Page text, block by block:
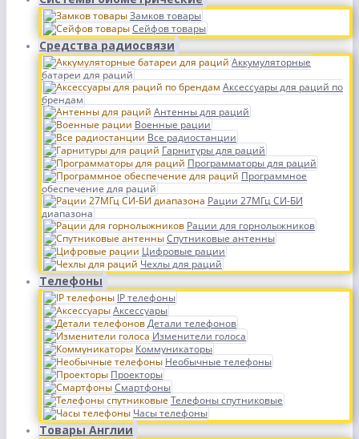
Замков товары
Сейфов товары
Средства радиосвязи
Аккумуляторные
батареи для раций
Аксессуары для раций по
брендам
Антенны для раций
Военные рации
Все радиостанции
Гарнитуры для раций
Программаторы для раций
Программное
обеспечение для раций
Рации 27МГц СИ-БИ
диапазона
Рации для горнолыжников
Спутниковые антенны
Цифровые рации
Чехлы для раций
Телефоны
IP телефоны
Аксессуары
Детали телефонов
Изменители голоса
Коммуникаторы
Необычные телефоны
Проекторы
Смартфоны
Телефоны спутниковые
Часы телефоны
Товары Англии